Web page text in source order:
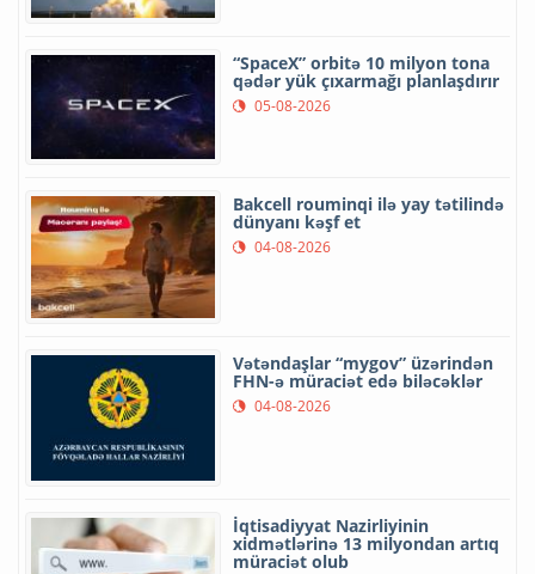
“SpaceX” orbitə 10 milyon tona
qədər yük çıxarmağı planlaşdırır
05-08-2026
Bakcell rouminqi ilə yay tətilində
dünyanı kəşf et
04-08-2026
Vətəndaşlar “mygov” üzərindən
FHN-ə müraciət edə biləcəklər
04-08-2026
İqtisadiyyat Nazirliyinin
xidmətlərinə 13 milyondan artıq
müraciət olub